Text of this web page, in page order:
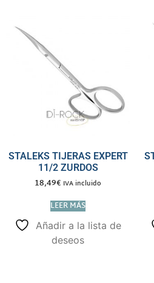
STALEKS TIJERAS EXPERT
11/2 ZURDOS
18,49€ IVA incluido
LEER MÁS
Añadir a la lista de
deseos